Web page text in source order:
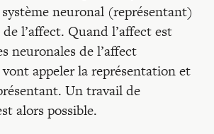
neuronal (représentant)
l’affect. Quand l’affect est
neuronales de l’affect
vont appeler la représentation et
Un travail de
alors possible.